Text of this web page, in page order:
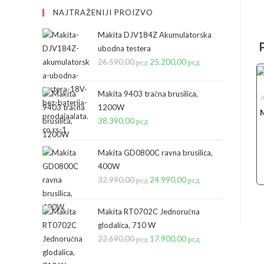
NAJTRAŽENIJI PROIZVO
Makita DJV184Z Akumulatorska
ubodna testera
26.590,00рсд Originalna
je
25.200,00рсд
Makita 9403 tračna brusilica,
1200W
38.390,00рсд
Makita GD0800C ravna brusilica,
400W
32.990,00рсд Originalna
je
bila:
32.990,00 рсд.
24.990,00рсд
Makita RT0702C Jednoručna
glodalica, 710 W
22.690,00рсд Originalna
17.900,00рсд